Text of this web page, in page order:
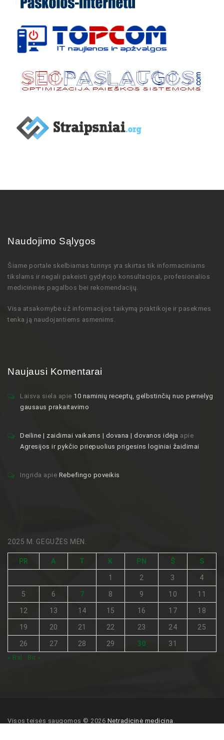
Naudojimo Sąlygos
Šiame portale skelbiamas turinys yra skirtas tik informaciniams
tikslams ir negali pakeisti gydytojo konsultacijos, profesionalios
medicininės pagalbos bei rekomendacijų
Visa atsakomybė už informacijos taikymą praktikoje ir pasekmes
tenka ją naudojantiems asmenims.
Naujausi Komentarai
Laisva siela apie 10 naminių receptų, gelbstinčių nuo pernelyg
gausaus prakaitavimo
Deiline | zaidimai vaikams | dovana | dovanos idėja apie
Agresijos ir pykčio priepuolius prigesins loginiai žaidimai
Ingrida apie Rebefingo poveikis
2025 M. GEGUŽĖS MĖN.
PR A T K PN Š S
1 2 3 4
5 6 7 8 9 10 11
12 13 14 15 16 17 18
19 20 21 22 23 24 25
26 27 28 29 30 31
« Bal Bir »
Visos teisės saugomos © 2026 Netradicinė medicina